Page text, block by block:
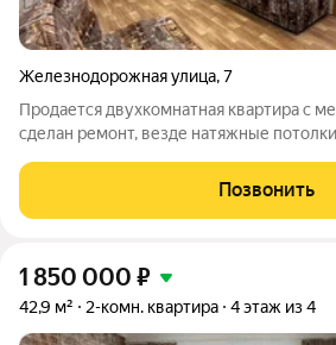
Железнодорожная улица,7
Продается двухкомнатная квартира с
сделан ремонт, везде натяжные
школы №75, магазины в шаговой
поликлиника. Оставляем мебель
Позвонить
1 850 000 ₽
42,9 м² 2-комн. квартира 4 этаж из 4